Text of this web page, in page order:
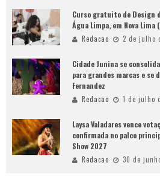
Curso gratuito de Design
Água Limpa, em Nova Lima
Redacao 2 de julho
Cidade Junina se
para grandes marcas e se
Fernandez
Redacao 1 de julho
Laysa Valadares vence
confirmada no palco
Show 2027
Redacao 30 de